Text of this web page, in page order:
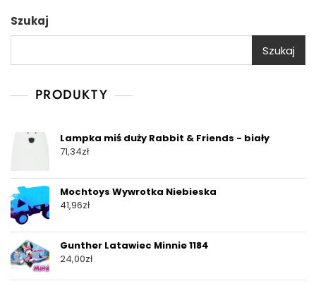
Szukaj
Szukaj
PRODUKTY
Lampka miś duży Rabbit & Friends - biały
71,34zł
Mochtoys Wywrotka Niebieska
41,96zł
Gunther Latawiec Minnie 1184
24,00zł